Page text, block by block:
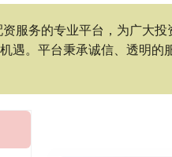
服务的专业平台，为广大
遇。平台秉承诚信、透明